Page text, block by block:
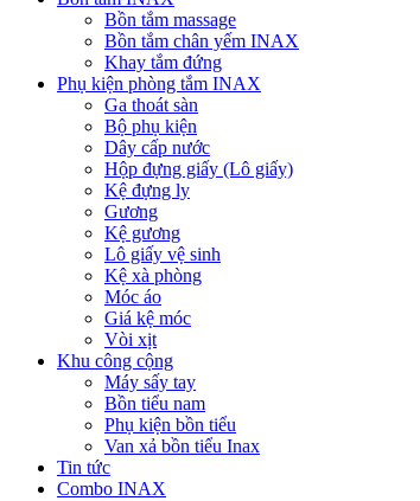
Bồn tắm massage
Bồn tắm chân yếm INAX
Khay tắm đứng
Phụ kiện phòng tắm INAX
Ga thoát sàn
Bộ phụ kiện
Dây cấp nước
Hộp đựng giấy (Lô giấy)
Kệ đựng ly
Gương
Kệ gương
Lô giấy vệ sinh
Kệ xà phòng
Móc áo
Giá kệ móc
Vòi xịt
Khu công cộng
Máy sấy tay
Bồn tiểu nam
Phụ kiện bồn tiểu
Van xả bồn tiểu Inax
Tin tức
Combo INAX